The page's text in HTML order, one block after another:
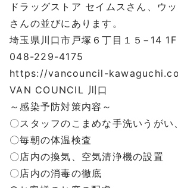
ドラッグストア セイムスさん、ウ
さんの並びにあります。
埼玉県川口市戸塚６丁目１５−14
048-229-4175
https://vancouncil-
VAN COUNCIL 川口
～感染予防対策内容～
〇スタッフのこまめな手洗いうがい
〇毎朝の体温検査
〇店内の換気、空気清浄機の設置
〇店内の消毒の徹底